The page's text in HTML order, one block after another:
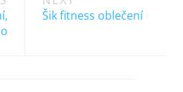
Šik fitness oblečení